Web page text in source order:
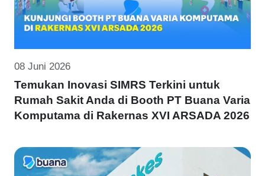
08 Juni 2026
Temukan Inovasi SIMRS Terkini untuk
Rumah Sakit Anda di Booth PT Buana Varia
Komputama di Rakernas XVI ARSADA 2026